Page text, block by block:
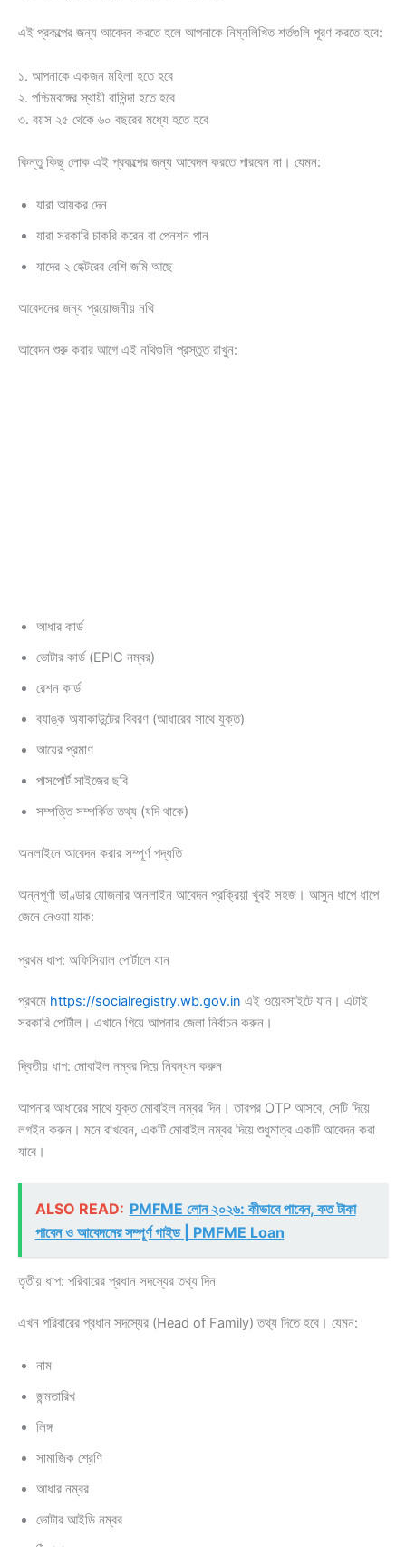
এই প্রকল্পের জন্য আবেদন করতে হলে আপনাকে নিম্নলিখিত শর্তগুলি পূরণ করতে হবে:
১. আপনাকে একজন মহিলা হতে হবে
২. পশ্চিমবঙ্গের স্থায়ী বাসিন্দা হতে হবে
৩. বয়স ২৫ থেকে ৬০ বছরের মধ্যে হতে হবে
কিন্তু কিছু লোক এই প্রকল্পের জন্য আবেদন করতে পারবেন না। যেমন:
যারা আয়কর দেন
যারা সরকারি চাকরি করেন বা পেনশন পান
যাদের ২ হেক্টরের বেশি জমি আছে
আবেদনের জন্য প্রয়োজনীয় নথি
আবেদন শুরু করার আগে এই নথিগুলি প্রস্তুত রাখুন:
আধার কার্ড
ভোটার কার্ড (EPIC নম্বর)
রেশন কার্ড
ব্যাঙ্ক অ্যাকাউন্টের বিবরণ (আধারের সাথে যুক্ত)
আয়ের প্রমাণ
পাসপোর্ট সাইজের ছবি
সম্পত্তি সম্পর্কিত তথ্য (যদি থাকে)
অনলাইনে আবেদন করার সম্পূর্ণ পদ্ধতি
অন্নপূর্ণা ভাণ্ডার যোজনার অনলাইন আবেদন প্রক্রিয়া খুবই সহজ। আসুন ধাপে ধাপে
জেনে নেওয়া যাক:
প্রথম ধাপ: অফিসিয়াল পোর্টালে যান
প্রথমে https://socialregistry.wb.gov.in এই ওয়েবসাইটে যান। এটাই
সরকারি পোর্টাল। এখানে গিয়ে আপনার জেলা নির্বাচন করুন।
দ্বিতীয় ধাপ: মোবাইল নম্বর দিয়ে নিবন্ধন করুন
আপনার আধারের সাথে যুক্ত মোবাইল নম্বর দিন। তারপর OTP আসবে, সেটি দিয়ে
লগইন করুন। মনে রাখবেন, একটি মোবাইল নম্বর দিয়ে শুধুমাত্র একটি আবেদন করা
যাবে।
ALSO READ: PMFME লোন ২০২৬: কীভাবে পাবেন, কত টাকা
পাবেন ও আবেদনের সম্পূর্ণ গাইড | PMFME Loan
তৃতীয় ধাপ: পরিবারের প্রধান সদস্যের তথ্য দিন
এখন পরিবারের প্রধান সদস্যের (Head of Family) তথ্য দিতে হবে। যেমন:
নাম
জন্মতারিখ
লিঙ্গ
সামাজিক শ্রেণি
আধার নম্বর
ভোটার আইডি নম্বর